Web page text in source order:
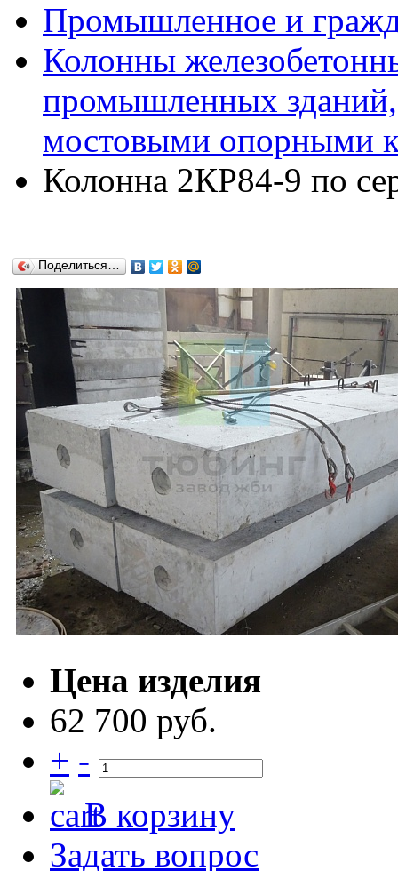
Промышленное и
Колонны
промышленных
мостовыми опорными
Колонна 2КР84-9 по
Поделиться…
Цена изделия
62 700 руб.
+ -
В корзину
Задать вопрос